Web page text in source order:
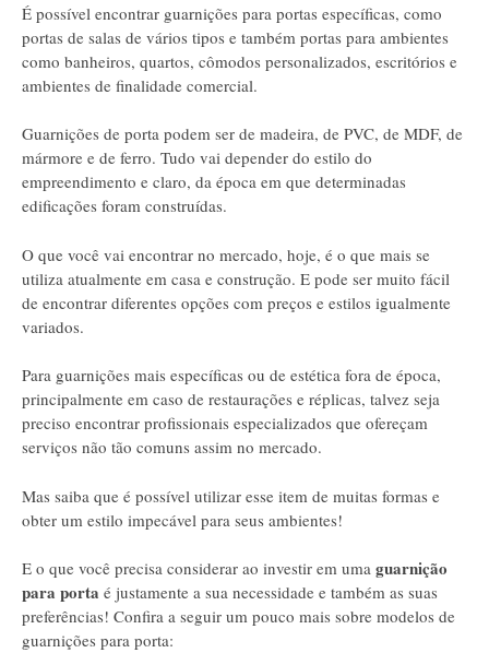
É possível encontrar guarnições para portas específicas, como
portas de salas de vários tipos e também portas para ambientes
como banheiros, quartos, cômodos personalizados, escritórios e
ambientes de finalidade comercial.
Guarnições de porta podem ser de madeira, de PVC, de MDF, de
mármore e de ferro. Tudo vai depender do estilo do
empreendimento e claro, da época em que determinadas
edificações foram construídas.
O que você vai encontrar no mercado, hoje, é o que mais se
utiliza atualmente em casa e construção. E pode ser muito fácil
de encontrar diferentes opções com preços e estilos igualmente
variados.
Para guarnições mais específicas ou de estética fora de época,
principalmente em caso de restaurações e réplicas, talvez seja
preciso encontrar profissionais especializados que ofereçam
serviços não tão comuns assim no mercado.
Mas saiba que é possível utilizar esse item de muitas formas e
obter um estilo impecável para seus ambientes!
E o que você precisa considerar ao investir em uma guarnição
para porta é justamente a sua necessidade e também as suas
preferências! Confira a seguir um pouco mais sobre modelos de
guarnições para porta: